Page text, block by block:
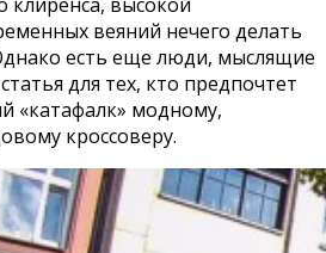
веяний нечего делать
есть еще люди, мыслящие
для тех, кто предпочтет
«катафалк» модному,
кроссоверу.